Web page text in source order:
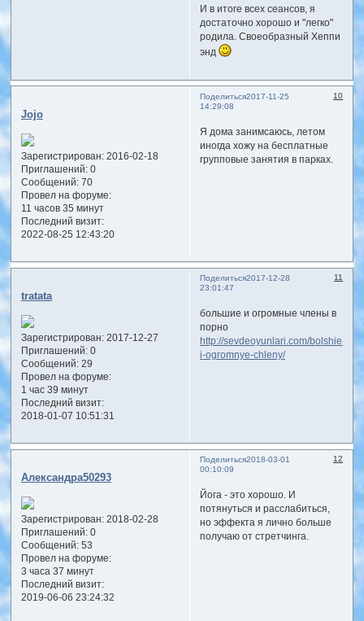
И в итоге всех сеансов, я
достаточно хорошо и "легко"
родила. Своеобразный Хеппи
энд
Поделиться 10
2017-11-25
14:29:08
Jojo
Зарегистрирован: 2016-02-18
Приглашений:0
Сообщений:70
Провел на форуме:
11 часов 35 минут
Последний визит:
2022-08-25 12:43:20
Я дома занимсаюсь, летом
иногда хожу на бесплатные
групповые занятия в парках.
Поделиться 11
2017-12-28
23:01:47
tratata
Зарегистрирован: 2017-12-27
Приглашений:0
Сообщений:29
Провел на форуме:
1 час 39 минут
Последний визит:
2018-01-07 10:51:31
большие и огромные члены в
порно
http://sevdeoyunlari.com/bolshie-
i-ogromnye-chleny/
Поделиться 12
2018-03-01
00:10:09
Александра50293
Зарегистрирован: 2018-02-28
Приглашений:0
Сообщений:53
Провел на форуме:
3 часа 37 минут
Последний визит:
2019-06-06 23:24:32
Йога - это хорошо. И
потянуться и расслабиться,
но эффекта я лично больше
получаю от стретчинга.